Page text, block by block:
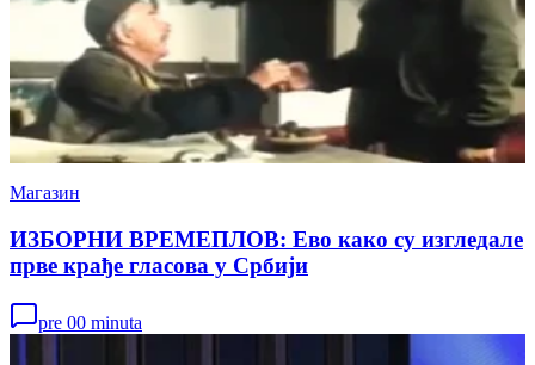
Магазин
ИЗБОРНИ ВРЕМЕПЛОВ: Ево како су изгледале
прве крађе гласова у Србији
pre 00 minuta